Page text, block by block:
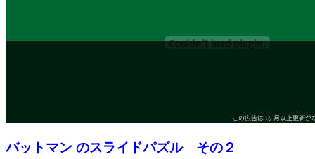
バットマン のスライドパズル その２